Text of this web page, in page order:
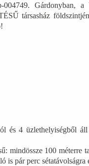
004749. Gárdonyban, a
társasház
és 4 üzlethelyiségből
mindössze 100 méterre
is pár perc sétatávolságra